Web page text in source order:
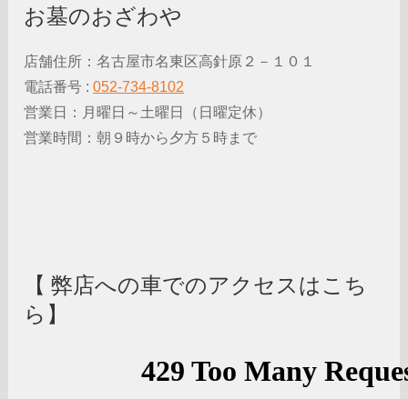
お墓のおざわや
店舗住所：名古屋市名東区高針原２－１０１
電話番号 :052-734-8102
営業日：月曜日～土曜日（日曜定休）
営業時間：朝９時から夕方５時まで
【 弊店への車でのアクセスはこち
ら】